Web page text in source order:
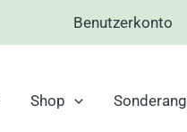
Benutzerkonto
Shop